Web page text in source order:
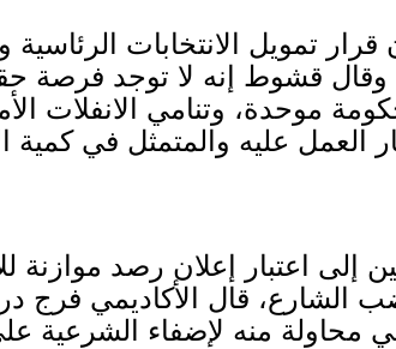
تمويل الانتخابات الرئاسية
قشوط إنه لا توجد فرصة
موحدة، وتنامي الانفلات
العمل عليه والمتمثل في كمية
اعتبار إعلان رصد موازنة
الشارع، قال الأكاديمي
محاولة منه لإضفاء الشرعية